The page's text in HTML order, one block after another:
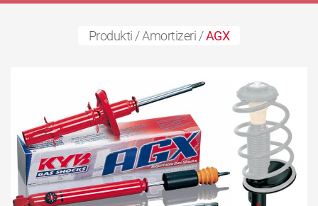
Produkti /Amortizeri /AGX